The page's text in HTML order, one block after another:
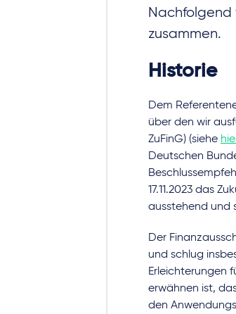
Nachfolgend
zusammen.
Historie
Dem
über den wir
ZuFinG) (siehe
Deutschen
17.11.2023 das
ausstehend und
Der
und schlug
Erleichterungen
erwähnen ist,
den